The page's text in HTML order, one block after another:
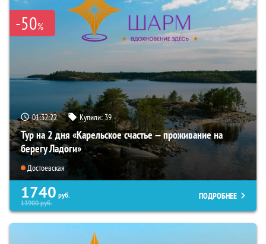
-50%
01:32:20 Купили:39
Тур на 2 дня «Карельское счастье — проживание на
берегу Ладоги»
Достоевская
1740 руб.
13900руб.
ПОДРОБНЕЕ